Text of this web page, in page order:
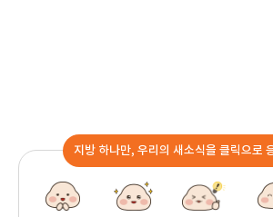
지방 하나만, 우리의 새소식을 클릭으로